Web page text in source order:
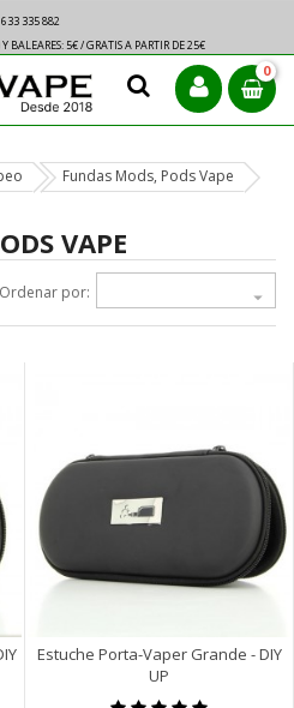
633 335 882
BALEARES: 5€ / GRATIS A PARTIR DE 25€
0
Fundas Mods, Pods Vape
VAPE
Ordenar por: 
Estuche Porta-Vaper Grande - DIY
UP